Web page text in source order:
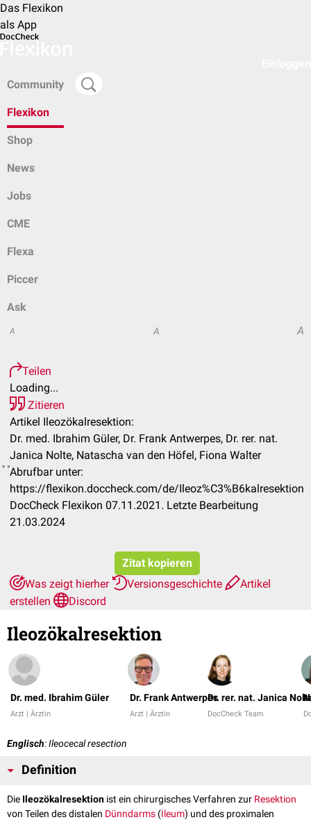
Das Flexikon
als App
Community
Flexikon
Shop
News
Jobs
CME
Flexa
Piccer
Ask
A A A
Teilen
Loading...
Zitieren
Artikel Ileozökalresektion:
Dr. med. Ibrahim Güler, Dr. Frank Antwerpes, Dr. rer. nat.
Janica Nolte, Natascha van den Höfel, Fiona Walter
Abrufbar unter:
https://flexikon.doccheck.com/de/Ileoz%C3%B6kalresektion
DocCheck Flexikon 07.11.2021. Letzte Bearbeitung
21.03.2024
Zitat kopieren
Was zeigt hierher
Versionsgeschichte
Artikel
erstellen
Discord
Ileozökalresektion
Dr. med. Ibrahim Güler
Arzt | Ärztin
Dr. Frank Antwerpes
Arzt | Ärztin
Dr. rer. nat. Janica
DocCheck Team
Englisch: Ileocecal resection
Definition
Die Ileozökalresektion ist ein chirurgisches Verfahren zur Resektion
von Teilen des distalen Dünndarms (Ileum) und des proximalen